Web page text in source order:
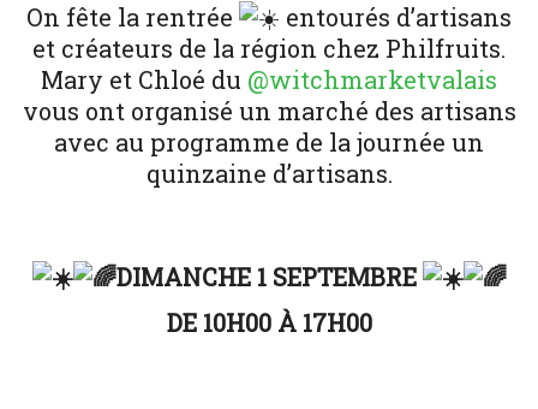
On fête la rentrée
entourés d’artisans
et créateurs de la région chez Philfruits.
Mary et Chloé du @witchmarketvalais
vous ont organisé un marché des artisans
avec au programme de la journée un
quinzaine d’artisans.
DIMANCHE 1 SEPTEMBRE
DE 10H00 À 17H00